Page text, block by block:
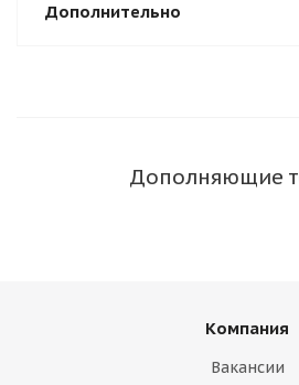
Дополнительно
Дополняющие
Компания
Вакансии